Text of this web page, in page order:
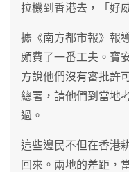
拉機到香港去，「好
據《南方都市報》報
頗費了一番工夫。寶
方說他們沒有審批許
總署，請他們到當地
過。
這些邊民不但在香港
回來。兩地的差距，